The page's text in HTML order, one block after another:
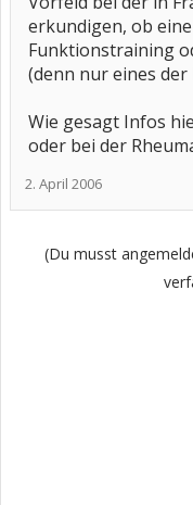
erkundigen, ob
Funktionstraining
(denn nur eines
Wie gesagt Infos
oder bei der
2. April 2006
(Du musst